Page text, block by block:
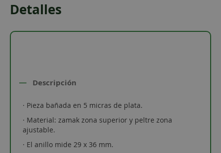
Detalles
Descripción
· Pieza bañada en 5 micras de plata.
· Material: zamak zona superior y peltre zona
ajustable.
· El anillo mide 29 x 36 mm.